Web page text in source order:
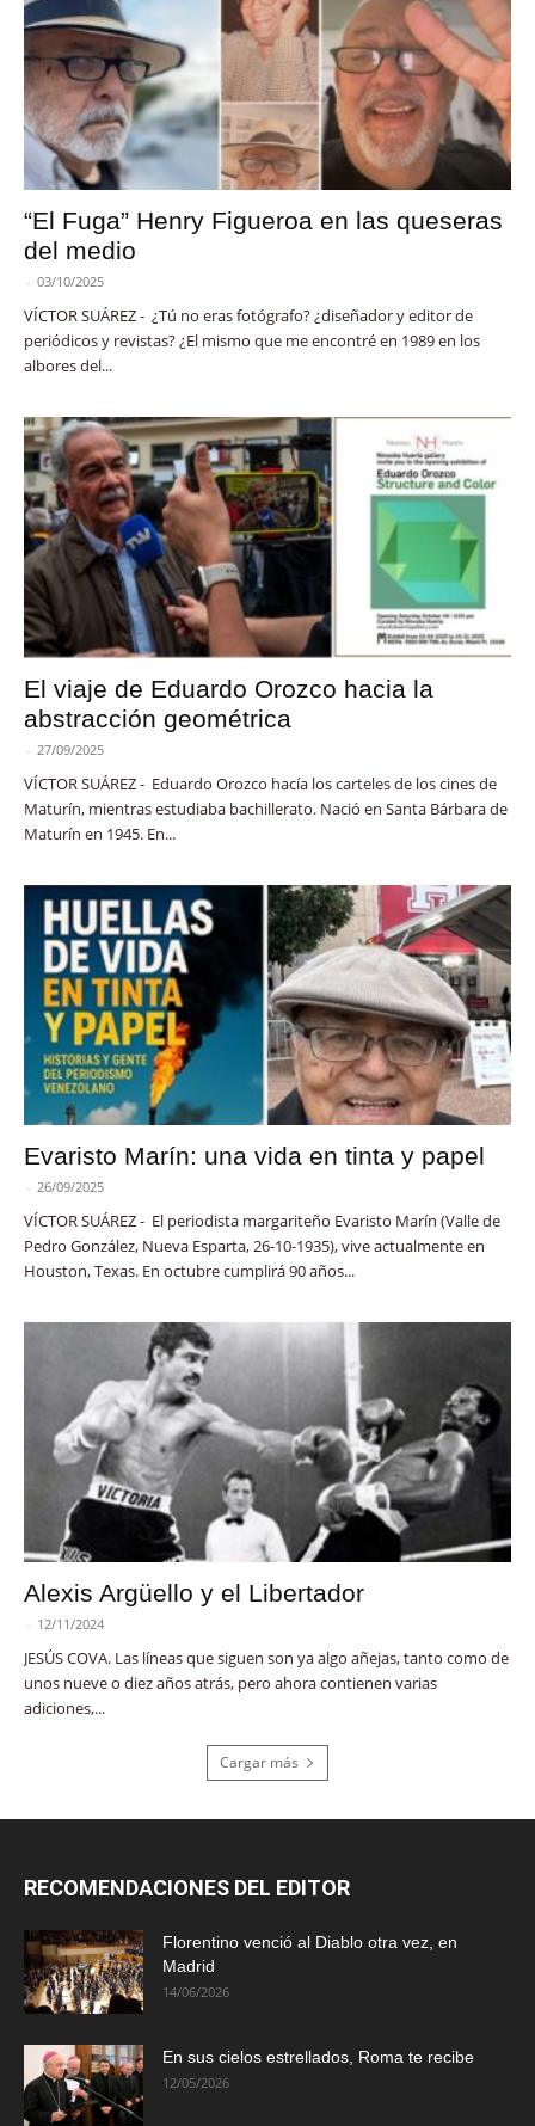
“El Fuga” Henry Figueroa en las queseras
del medio
- 03/10/2025
VÍCTOR SUÁREZ - ¿Tú no eras fotógrafo? ¿diseñador y editor de
periódicos y revistas? ¿El mismo que me encontré en 1989 en los
albores del...
El viaje de Eduardo Orozco hacia la
abstracción geométrica
- 27/09/2025
VÍCTOR SUÁREZ - Eduardo Orozco hacía los carteles de los cines de
Maturín, mientras estudiaba bachillerato. Nació en Santa Bárbara de
Maturín en 1945. En...
Evaristo Marín: una vida en tinta y papel
- 26/09/2025
VÍCTOR SUÁREZ - El periodista margariteño Evaristo Marín (Valle de
Pedro González, Nueva Esparta, 26-10-1935), vive actualmente en
Houston, Texas. En octubre cumplirá 90 años...
Alexis Argüello y el Libertador
- 12/11/2024
JESÚS COVA. Las líneas que siguen son ya algo añejas, tanto como de
unos nueve o diez años atrás, pero ahora contienen varias
adiciones,...
Cargar más
RECOMENDACIONES DEL EDITOR
Florentino venció al Diablo otra vez, en
Madrid
14/06/2026
En sus cielos estrellados, Roma te recibe
12/05/2026